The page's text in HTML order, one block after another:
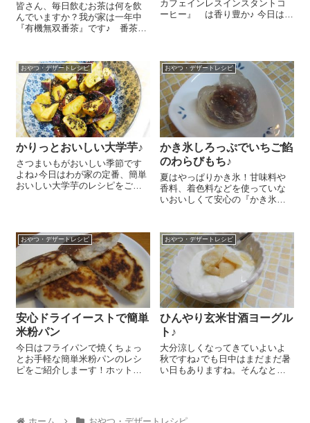
皆さん、毎日飲むお茶は何を飲
んでいますか？我が家は一年中
『有機無双番茶』です♪ 番茶は
の名の通り、有機ＪＡＳ認定品
で、日本茶発祥の地で古くから
培われた独特の技術と独自の焙
煎で製茶されて...
カフェインレスインスタントコ
ーヒー』 は香り豊か♪ 今日はイ
ード カフェ...
おやつ・デザートレシピ
かりっとおいしい大学芋♪
さつまいもがおいしい季節です
よね♪今日はわが家の定番、簡単
おいしい大学芋のレシピをご紹
れてグラニュー糖 大さじ1～2
を...
おやつ・デザートレシピ
かき氷しろっぷでいちご餡
のわらびもち♪
夏はやっぱりかき氷！甘味料や
香料、着色料などを使っていな
いおいしくて安心の『かき氷し
ぇ＾＾。 でも、いくら暑い夏で
も毎日かき氷は体を冷やしすぎ
てあまり良くないし、でも『か
き氷しろっぷ（...
おやつ・デザートレシピ
安心ドライイーストで簡単
米粉パン
今日はフライパンで焼くちょっ
とお手軽な簡単米粉パンのレシ
ピをご紹介しまーす！ホットケ
イイースト（RED STAR）』
おやつ・デザートレシピ
ひんやり玄米甘酒ヨーグル
ト♪
大分涼しくなってきていよいよ
秋ですね♪でも日中はまだまだ暑
い日もありますね。そんなとき